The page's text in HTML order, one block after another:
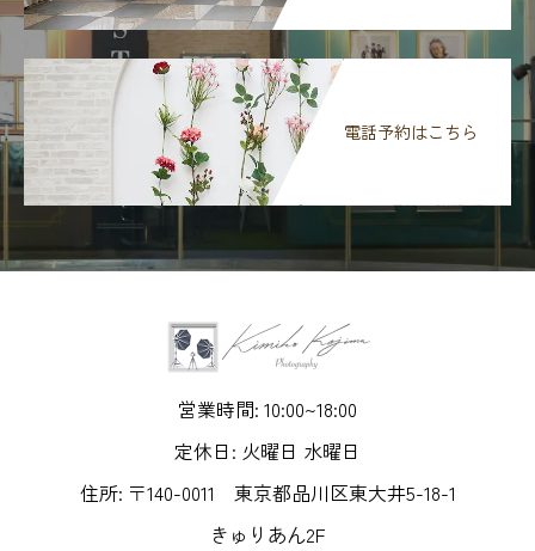
電話予約はこちら
営業時間: 10:00~18:00
定休日: 火曜日 水曜日
住所: 〒140-0011 東京都品川区東大井5-18-1
きゅりあん2F